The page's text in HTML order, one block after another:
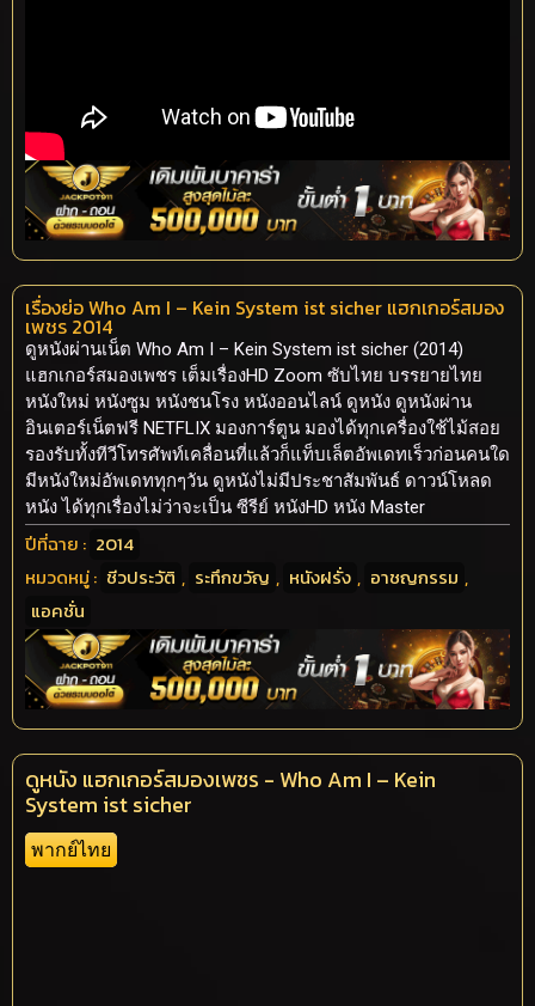
เรื่องย่อ Who Am I – Kein System ist sicher แฮกเกอร์สมอง
เพชร 2014
ดูหนังผ่านเน็ต Who Am I – Kein System ist sicher (2014)
แฮกเกอร์สมองเพชร เต็มเรื่องHD Zoom ซับไทย บรรยายไทย
หนังใหม่ หนังซูม หนังชนโรง หนังออนไลน์ ดูหนัง ดูหนังผ่าน
อินเตอร์เน็ตฟรี NETFLIX มองการ์ตูน มองได้ทุกเครื่องใช้ไม้สอย
รองรับทั้งทีวีโทรศัพท์เคลื่อนที่แล้วก็แท็บเล็ตอัพเดทเร็วก่อนคนใด
มีหนังใหม่อัพเดททุกๆวัน ดูหนังไม่มีประชาสัมพันธ์ ดาวน์โหลด
หนัง ได้ทุกเรื่องไม่ว่าจะเป็น ซีรีย์ หนังHD หนัง Master
ปีที่ฉาย : 2014
หมวดหมู่ : ชีวประวัติ , ระทึกขวัญ , หนังฝรั่ง , อาชญกรรม ,
แอคชั่น
ดูหนัง แฮกเกอร์สมองเพชร - Who Am I – Kein
System ist sicher
พากย์ไทย